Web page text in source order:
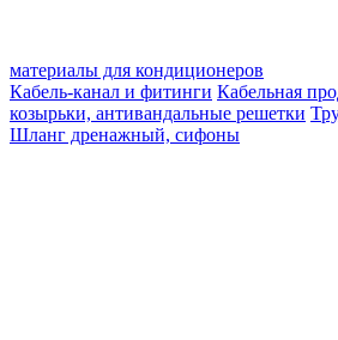
материалы для кондиционеров
Кабель-канал и фитинги Кабельная
козырьки, антивандальные решетки
Шланг дренажный, сифоны